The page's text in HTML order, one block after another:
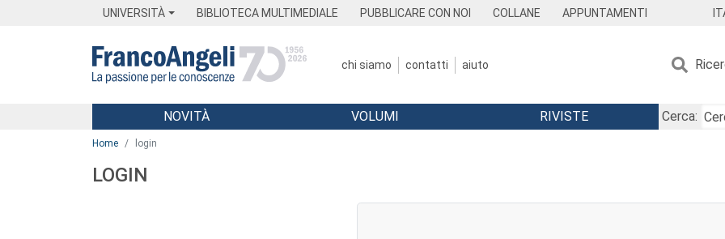
UNIVERSITÀ BIBLIOTECA MULTIMEDIALE PUBBLICARE CON NOI COLLANE APPUNTAMENTI
chi siamo contatti aiuto
Menu
NOVITÀ VOLUMI RIVISTE
Cerca:
Home login
LOGIN